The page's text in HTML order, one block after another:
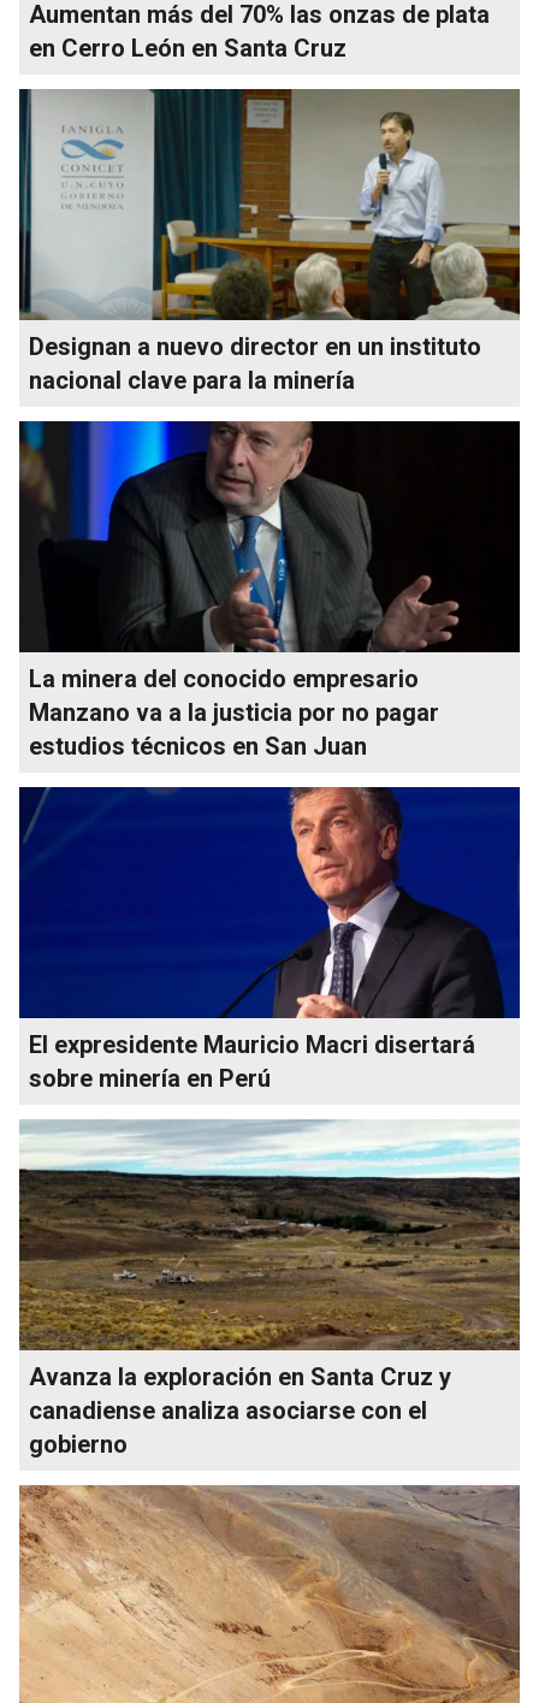
Aumentan más del 70% las onzas de plata
en Cerro León en Santa Cruz
Designan a nuevo director en un instituto
nacional clave para la minería
La minera del conocido empresario
Manzano va a la justicia por no pagar
estudios técnicos en San Juan
El expresidente Mauricio Macri disertará
sobre minería en Perú
Avanza la exploración en Santa Cruz y
canadiense analiza asociarse con el
gobierno